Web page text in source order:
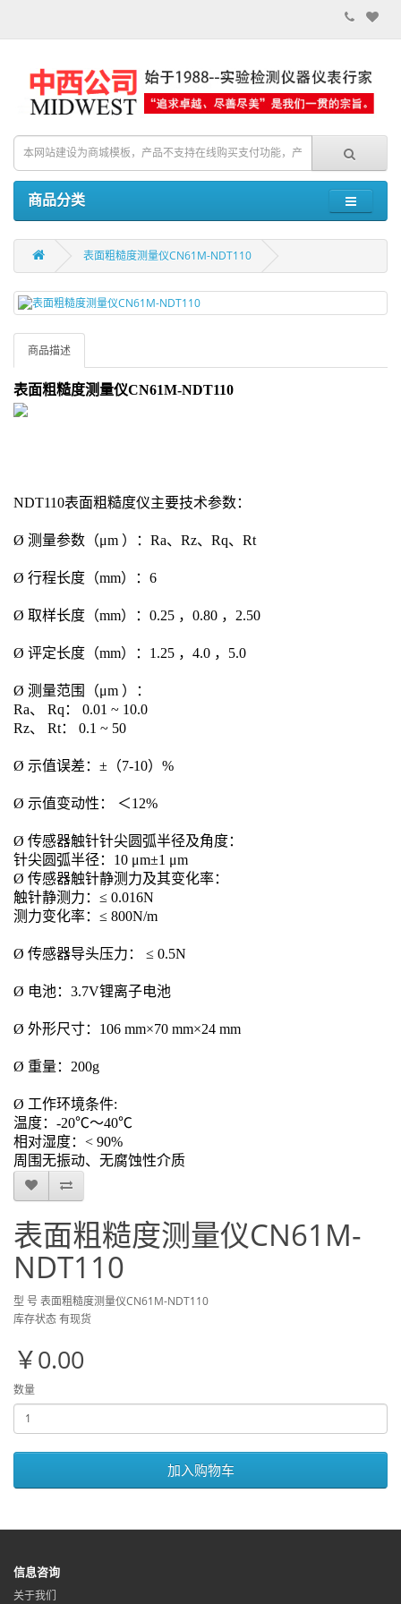
商品分类
表面粗糙度测量仪CN61M-NDT110
商品描述
表面粗糙度测量仪CN61M-NDT110
NDT110表面粗糙度仪主要技术参数：
Ø 测量参数（μm ）：Ra、Rz、Rq、Rt
Ø 行程长度（mm）：6
Ø 取样长度（mm）：0.25 ，0.80 ，2.50
Ø 评定长度（mm）：1.25 ，4.0 ，5.0
Ø 测量范围（μm ）：
Ra、 Rq： 0.01 ~ 10.0
Rz、 Rt： 0.1 ~ 50
Ø 示值误差：±（7-10）%
Ø 示值变动性： ＜12%
Ø 传感器触针针尖圆弧半径及角度：
针尖圆弧半径： 10 μm±1 μm
Ø 传感器触针静测力及其变化率：
触针静测力： ≤ 0.016N
测力变化率： ≤ 800N/m
Ø 传感器导头压力： ≤ 0.5N
Ø 电池：3.7V锂离子电池
Ø 外形尺寸：106 mm×70 mm×24 mm
Ø 重量：200g
Ø 工作环境条件:
温度： -20℃～40℃
相对湿度： < 90%
周围无振动、无腐蚀性介质
表面粗糙度测量仪CN61M-
NDT110
型 号 表面粗糙度测量仪CN61M-NDT110
库存状态 有现货
￥0.00
数量
加入购物车
信息咨询
关于我们